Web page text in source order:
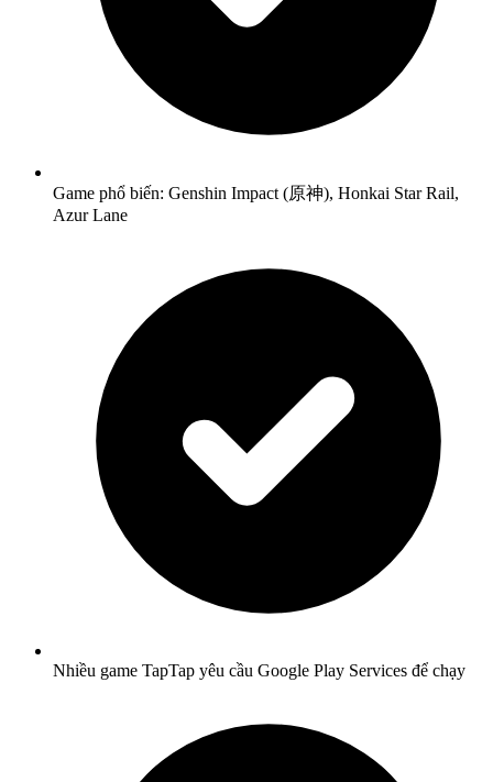
Game phổ biến: Genshin Impact (原神), Honkai Star Rail,
Azur Lane
Nhiều game TapTap yêu cầu Google Play Services để chạy